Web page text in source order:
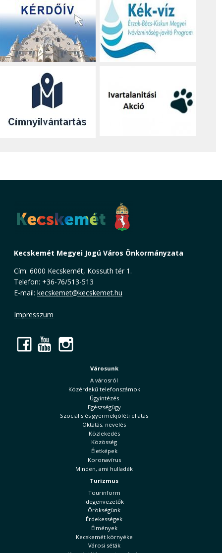
Kecskemét Megyei Jogú Város Önkormányzata
Cím: 6000 Kecskemét, Kossuth tér 1.
Telefon: +36-76/513-513
E-mail: kecskemet@kecskemet.hu
Impresszum
Facebook
YouTube
Városunk
A városról
Közérdekű telefonszámok
Ügyintézés
Egészségügy
Szociális és gyermekjóléti ellátás
Oktatás, nevelés
Közlekedés
Közösség
Életképek
Koronavírus
Minden, ami hulladék
Turizmus
Tourinform
Idegenvezetők
Örökségünk
Érdekességek
Élmények
Kecskemét környéke
Városi séták